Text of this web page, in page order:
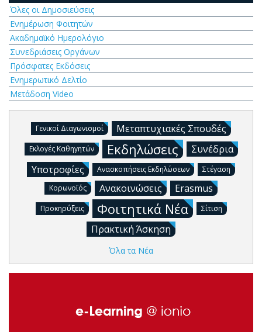
Όλες οι Δημοσιεύσεις
Ενημέρωση Φοιτητών
Ακαδημαϊκό Ημερολόγιο
Συνεδριάσεις Οργάνων
Πρόσφατες Εκδόσεις
Ενημερωτικό Δελτίο
Μετάδοση Video
Γενικοί Διαγωνισμοί Μεταπτυχιακές Σπουδές
Εκλογές Καθηγητών Εκδηλώσεις
Συνέδρια
Υποτροφίες
Ανασκοπήσεις Εκδηλώσεων
Στέγαση
Κορωνοϊός
Ανακοινώσεις Erasmus
Προκηρύξεις Φοιτητικά Νέα Σίτιση
Πρακτική Άσκηση
Όλα τα Νέα